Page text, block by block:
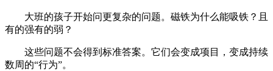
大班的孩子开始问更复杂的问题。磁铁为什么能吸铁？且
有的强有的弱？
这些问题不会得到标准答案。它们会变成项目，变成持续
数周的“行为”。